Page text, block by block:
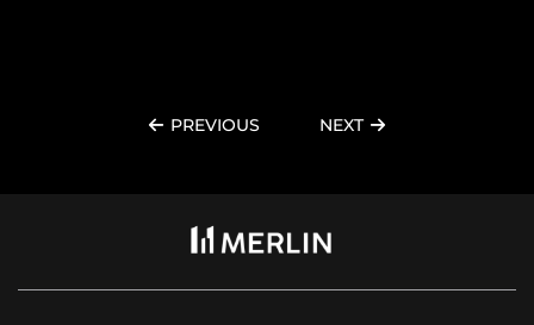
PREVIOUS NEXT